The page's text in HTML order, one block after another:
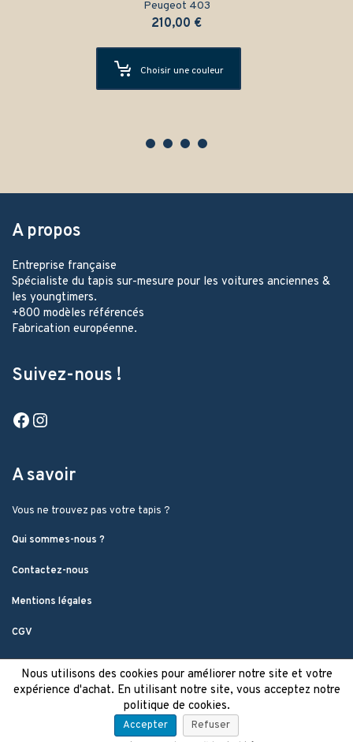
Choisir une couleur
A propos
Entreprise française
Spécialiste du tapis sur-mesure pour les voitures anciennes &
les youngtimers.
+800 modèles référencés
Fabrication européenne.
Suivez-nous !
Facebook
A savoir
Vous ne trouvez pas votre tapis ?
Qui sommes-nous ?
Contactez-nous
Mentions légales
CGV
Nous utilisons des cookies pour améliorer notre site et votre
expérience d'achat. En utilisant notre site, vous acceptez notre
politique de cookies.
Accepter
Refuser